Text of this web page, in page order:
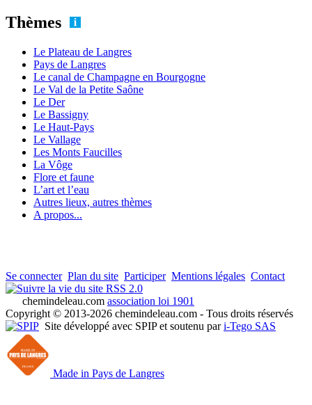
Thèmes
Le Plateau de Langres
Pays de Langres
Le canal de Champagne en Bourgogne
Le Val de la Petite Saône
Le Der
Le Bassigny
Le Haut-Pays
Le Vallage
Les Monts Faucilles
La Vôge
Flore et faune
L’art et l’eau
Autres lieux, autres thèmes
A propos...
Se connecter Plan du site Participer Mentions légales Contact
RSS 2.0
chemindeleau.com association loi 1901
Copyright © 2013-2026 chemindeleau.com - Tous droits réservés
Site développé avec SPIP et soutenu pari-Tego SAS
Made in Pays de Langres